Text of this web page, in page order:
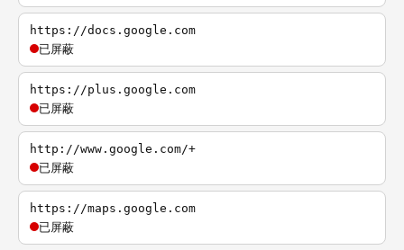
https://docs.google.com
已屏蔽
https://plus.google.com
已屏蔽
http://www.google.com/+
已屏蔽
https://maps.google.com
已屏蔽